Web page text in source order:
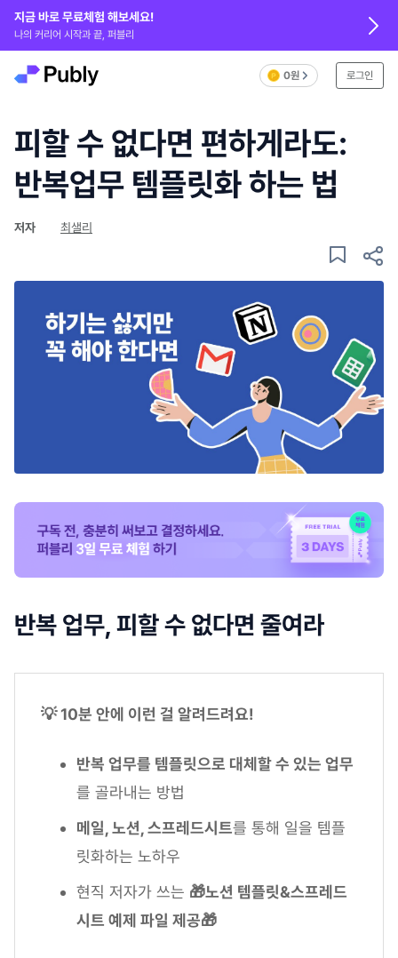
지금 바로 무료체험 해보세요!
나의 커리어 시작과 끝, 퍼블리
0원 로그인
피할 수 없다면 편하게라도:
반복업무 템플릿화 하는 법
저자 최샐리
반복 업무, 피할 수 없다면 줄여라
💡 10분 안에 이런 걸 알려드려요!
반복 업무를 템플릿으로 대체할 수 있는 업무
를 골라내는 방법
메일, 노션, 스프레드시트를 통해 일을 템플
릿화하는 노하우
현직 저자가 쓰는 🎁노션 템플릿&스프레드
시트 예제 파일 제공🎁